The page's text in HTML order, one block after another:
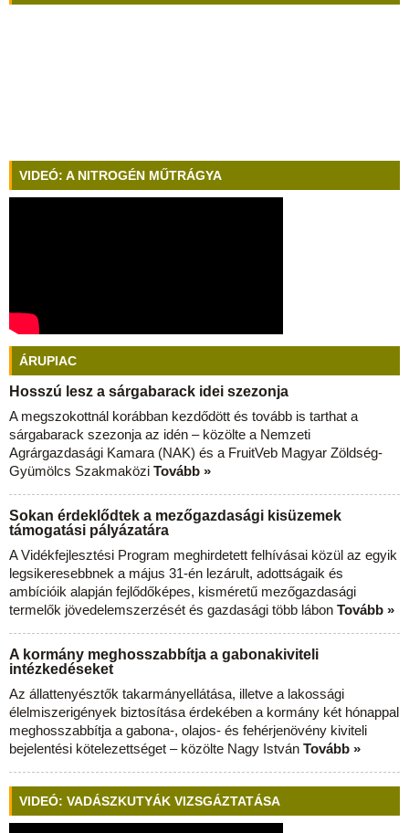
VIDEÓ: A NITROGÉN MŰTRÁGYA
ÁRUPIAC
Hosszú lesz a sárgabarack idei szezonja
A megszokottnál korábban kezdődött és tovább is tarthat a
sárgabarack szezonja az idén – közölte a Nemzeti
Agrárgazdasági Kamara (NAK) és a FruitVeb Magyar Zöldség-
Gyümölcs Szakmaközi Tovább »
Sokan érdeklődtek a mezőgazdasági kisüzemek
támogatási pályázatára
A Vidékfejlesztési Program meghirdetett felhívásai közül az egyik
legsikeresebbnek a május 31-én lezárult, adottságaik és
ambícióik alapján fejlődőképes, kisméretű mezőgazdasági
termelők jövedelemszerzését és gazdasági több lábon Tovább »
A kormány meghosszabbítja a gabonakiviteli
intézkedéseket
Az állattenyésztők takarmányellátása, illetve a lakossági
élelmiszerigények biztosítása érdekében a kormány két hónappal
meghosszabbítja a gabona-, olajos- és fehérjenövény kiviteli
bejelentési kötelezettséget – közölte Nagy István Tovább »
VIDEÓ: VADÁSZKUTYÁK VIZSGÁZTATÁSA